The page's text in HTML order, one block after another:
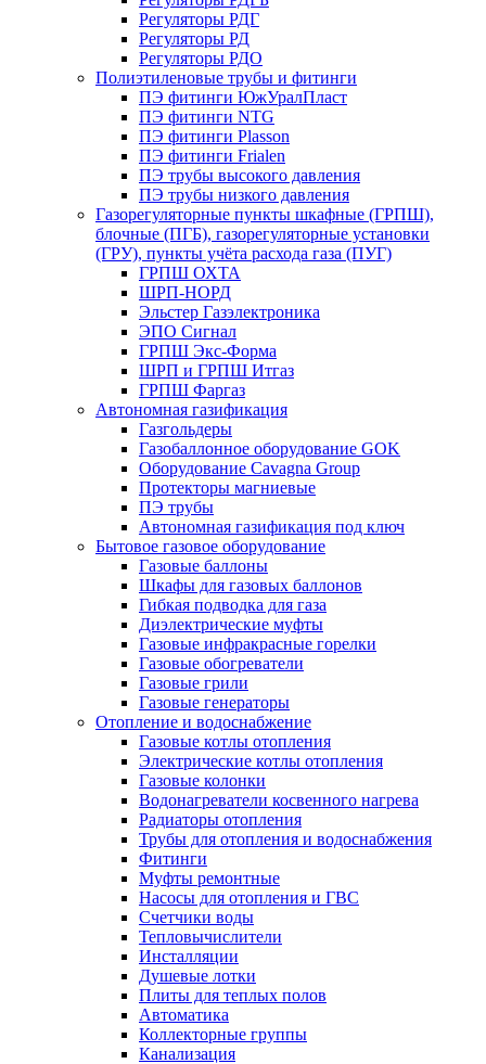
Регуляторы РДГ
Регуляторы РД
Регуляторы РДО
Полиэтиленовые трубы и фитинги
ПЭ фитинги ЮжУралПласт
ПЭ фитинги NTG
ПЭ фитинги Plasson
ПЭ фитинги Frialen
ПЭ трубы высокого давления
ПЭ трубы низкого давления
Газорегуляторные пункты шкафные (ГРПШ),
блочные (ПГБ), газорегуляторные установки
(ГРУ), пункты учёта расхода газа (ПУГ)
ГРПШ ОХТА
ШРП-НОРД
Эльстер Газэлектроника
ЭПО Сигнал
ГРПШ Экс-Форма
ШРП и ГРПШ Итгаз
ГРПШ Фаргаз
Автономная газификация
Газгольдеры
Газобаллонное оборудование GOK
Оборудование Cavagna Group
Протекторы магниевые
ПЭ трубы
Автономная газификация под ключ
Бытовое газовое оборудование
Газовые баллоны
Шкафы для газовых баллонов
Гибкая подводка для газа
Диэлектрические муфты
Газовые инфракрасные горелки
Газовые обогреватели
Газовые грили
Газовые генераторы
Отопление и водоснабжение
Газовые котлы отопления
Электрические котлы отопления
Газовые колонки
Водонагреватели косвенного нагрева
Радиаторы отопления
Трубы для отопления и водоснабжения
Фитинги
Муфты ремонтные
Насосы для отопления и ГВС
Счетчики воды
Тепловычислители
Инсталляции
Душевые лотки
Плиты для теплых полов
Автоматика
Коллекторные группы
Канализация